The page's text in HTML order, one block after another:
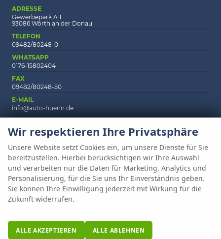
ADRESSE
Gewerbepark A 1
93086 Wörth an der Donau
TELEFON
09482/80248-0
WHATSAPP
0176-15802404
FAX
09482/80248-50
E-MAIL
info@auto-huenn.de
Anmelden Fragen & Antworten Impressum
AGB
Datenschutz
Cookie-Einstellungen
Weitere Informationen zum offiziellen Kraftstoffverbrauch und zu den
offiziellen spezifischen CO -Emissionen und gegebenenfalls zum
Stromverbrauch neuer PKW können dem 'Leitfaden über den offiziellen
Verkaufsstellen und bei der 'Deutschen Automobil Treuhand GmbH'
unentgeltlich erhältlich ist unter www.dat.de.
Wir respektieren Ihre Privatsphäre
Unsere Website setzt Cookies ein, um unsere Dienste für Sie
bereitzustellen. Hierbei berücksichtigen wir Ihre Auswahl
und verarbeiten nur die Daten für Marketing, Analytics und
Personalisierung, für die Sie uns Ihr Einverständnis geben.
Sie können Ihre Einwilligung jederzeit mit Wirkung für die
Zukunft widerrufen.
ALLE AKZEPTIEREN ALLE ABLEHNEN